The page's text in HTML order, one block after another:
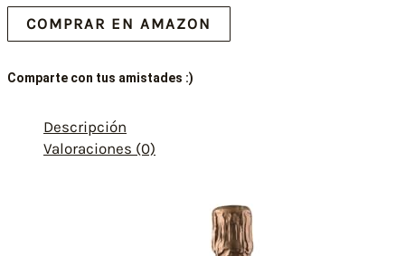
COMPRAR EN AMAZON
Comparte con tus amistades :)
Descripción
Valoraciones (0)